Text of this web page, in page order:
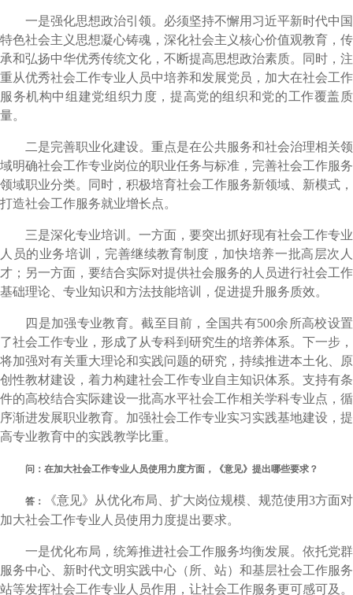
一是强化思想政治引领。必须坚持不懈用习近平新时代中国
特色社会主义思想凝心铸魂，深化社会主义核心价值观教育，传
承和弘扬中华优秀传统文化，不断提高思想政治素质。同时，注
重从优秀社会工作专业人员中培养和发展党员，加大在社会工作
服务机构中组建党组织力度，提高党的组织和党的工作覆盖质
量。
二是完善职业化建设。重点是在公共服务和社会治理相关领
域明确社会工作专业岗位的职业任务与标准，完善社会工作服务
领域职业分类。同时，积极培育社会工作服务新领域、新模式，
打造社会工作服务就业增长点。
三是深化专业培训。一方面，要突出抓好现有社会工作专业
人员的业务培训，完善继续教育制度，加快培养一批高层次人
才；另一方面，要结合实际对提供社会服务的人员进行社会工作
基础理论、专业知识和方法技能培训，促进提升服务质效。
四是加强专业教育。截至目前，全国共有500余所高校设置
了社会工作专业，形成了从专科到研究生的培养体系。下一步，
将加强对有关重大理论和实践问题的研究，持续推进本土化、原
创性教材建设，着力构建社会工作专业自主知识体系。支持有条
件的高校结合实际建设一批高水平社会工作相关学科专业点，循
序渐进发展职业教育。加强社会工作专业实习实践基地建设，提
高专业教育中的实践教学比重。
问：在加大社会工作专业人员使用力度方面，《意见》提出哪些要求？
答：
《意见》从优化布局、扩大岗位规模、规范使用3方面对
加大社会工作专业人员使用力度提出要求。
一是优化布局，统筹推进社会工作服务均衡发展。依托党群
服务中心、新时代文明实践中心（所、站）和基层社会工作服务
站等发挥社会工作专业人员作用，让社会工作服务更可感可及。